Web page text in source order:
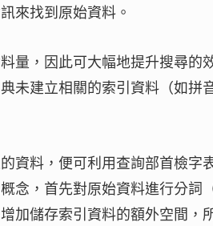
來找到原始資料。
量，因此可大幅地提升搜尋的
未建立相關的索引資料（如拼
資料，便可利用查詢部首檢字
念，首先對原始資料進行分詞
加儲存索引資料的額外空間，